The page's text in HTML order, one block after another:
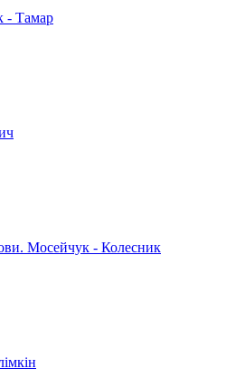
- Тамар
Мосейчук - Колесник